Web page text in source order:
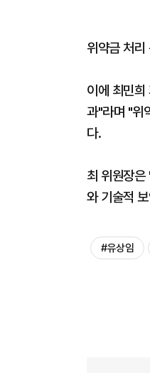
위약금 처리
이에 최민
과"라며 "위
다.
최 위원장
와 기술적
#유상임